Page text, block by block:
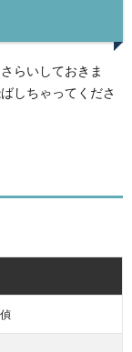
らいしておきま
しちゃってくださ